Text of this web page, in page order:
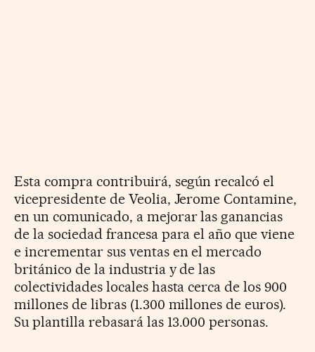
Esta compra contribuirá, según recalcó el
vicepresidente de Veolia, Jerome Contamine,
en un comunicado, a mejorar las ganancias
de la sociedad francesa para el año que viene
e incrementar sus ventas en el mercado
británico de la industria y de las
colectividades locales hasta cerca de los 900
millones de libras (1.300 millones de euros).
Su plantilla rebasará las 13.000 personas.